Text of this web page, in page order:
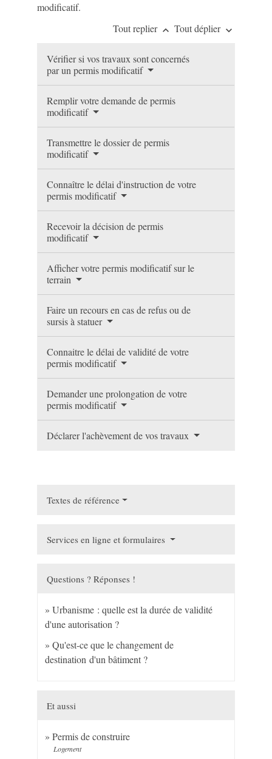
modificatif.
Tout replier keyboard_arrow_up Tout déplier keyboard_arrow_down
Vérifier si vos travaux sont concernés
par un permis modificatif
Remplir votre demande de permis
modificatif
Transmettre le dossier de permis
modificatif
Connaître le délai d'instruction de votre
permis modificatif
Recevoir la décision de permis
modificatif
Afficher votre permis modificatif sur le
terrain
Faire un recours en cas de refus ou de
sursis à statuer
Connaitre le délai de validité de votre
permis modificatif
Demander une prolongation de votre
permis modificatif
Déclarer l'achèvement de vos travaux
Textes de référence
Services en ligne et formulaires
Questions ? Réponses !
Urbanisme : quelle est la durée de validité
d'une autorisation ?
Qu'est-ce que le changement de
destination d'un bâtiment ?
Et aussi
Permis de construire
Logement